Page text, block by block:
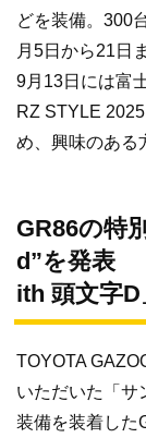
どを装備。300
月5日から21日
9月13日には富
RZ STYLE
め、興味のある
GR86の特
d”を発表
ith 頭文字
TOYOTA
いただいた「サ
装備を装着した